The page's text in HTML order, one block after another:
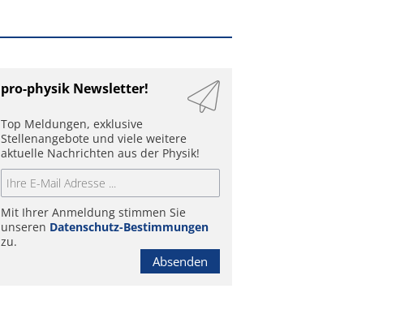
pro-physik Newsletter!
Top Meldungen, exklusive
Stellenangebote und viele weitere
aktuelle Nachrichten aus der Physik!
Mit Ihrer Anmeldung stimmen Sie
unseren Datenschutz-Bestimmungen
zu.
Absenden